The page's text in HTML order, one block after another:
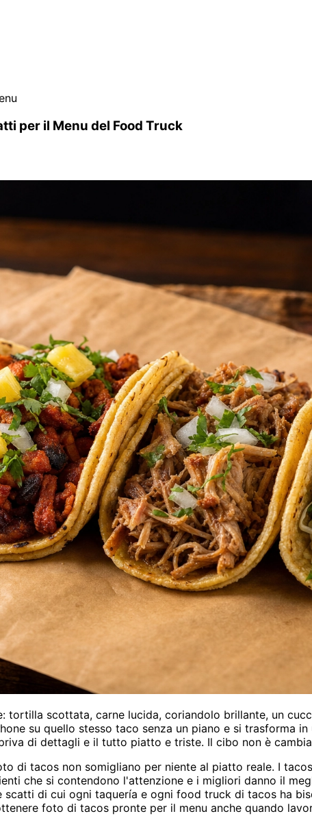
per il Menu del Food Truck
scottata, carne lucida, coriandolo brillante, un
su quello stesso taco senza un piano e si trasforma
di dettagli e il tutto piatto e triste. Il cibo non è
di tacos non somigliano per niente al piatto reale. I
che si contendono l'attenzione e i migliori danno il
di cui ogni taquería e ogni food truck di tacos ha
foto di tacos pronte per il menu anche quando